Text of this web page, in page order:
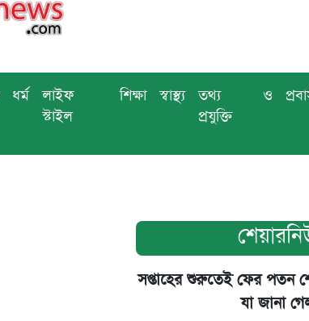
ধর্ম
লাইফ
স্টাইল
শিক্ষা স্বাস্থ্য
তথ্য ও
প্রযুক্তি
সপ্তাহের শুরুতেই ফের পতন
যা জানা